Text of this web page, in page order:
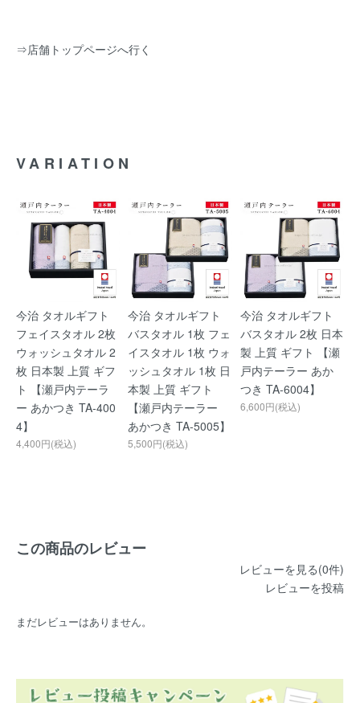
⇒店舗トップページへ行く
VARIATION
今治 タオルギフト
フェイスタオル 2枚
ウォッシュタオル 2
枚 日本製 上質 ギフ
ト 【瀬戸内テーラ
ー あかつき TA-400
4】
4,400円(税込)
今治 タオルギフト
バスタオル 1枚 フェ
イスタオル 1枚 ウォ
ッシュタオル 1枚 日
本製 上質 ギフト
【瀬戸内テーラー
あかつき TA-5005】
5,500円(税込)
今治 タオルギフト
バスタオル 2枚 日本
製 上質 ギフト 【瀬
戸内テーラー あか
つき TA-6004】
6,600円(税込)
この商品のレビュー
レビューを見る(0件)
レビューを投稿
まだレビューはありません。